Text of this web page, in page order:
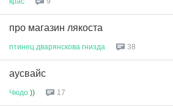
про магазин лякоста
птинец дварянскова гнизда 38
аусвайс
Чюдо )) 17